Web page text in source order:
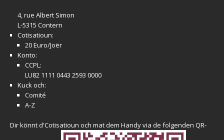
4, rue Albert Simon
L-5315 Contern
Cotisatioun:
20 Euro/Joër
Konto:
CCPL:
LU82 1111 0443 2593 0000
Kuck och:
Comité
A-Z
Dir könnt d'Cotisatioun och mat dem Handy via de folgenden QR-